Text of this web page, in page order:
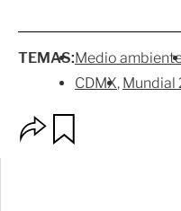
TEMAS:Medio
CDMX Mundial